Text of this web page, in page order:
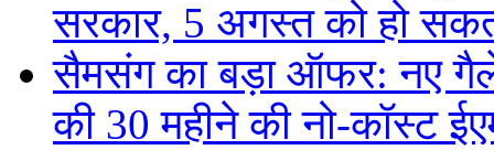
सरकार, 5 अगस्त को हो
सैमसंग का बड़ा ऑफर: नए
की 30 महीने की नो-कॉस्ट